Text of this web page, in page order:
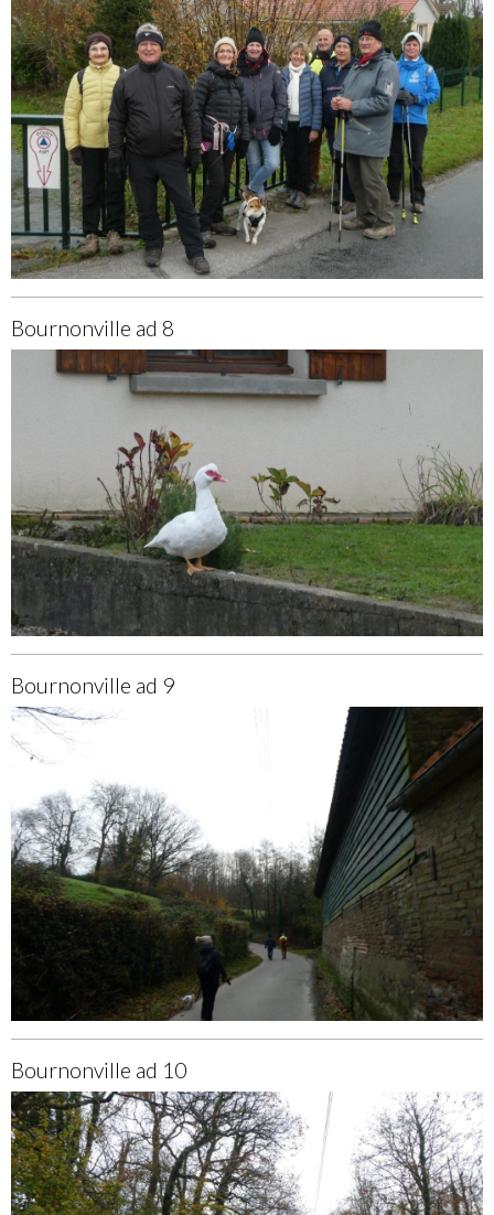
Bournonville ad 8
Bournonville ad 9
Bournonville ad 10